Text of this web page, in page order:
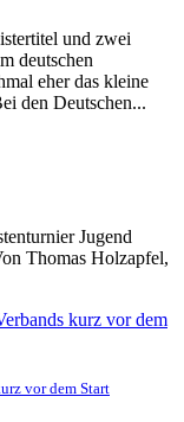
und zwei
deutschen
eher das kleine
den Deutschen...
Jugend
Thomas Holzapfel,
vor dem Start